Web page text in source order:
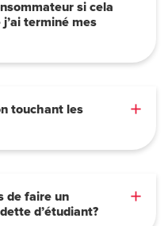
si cela
terminé mes
touchant les
de faire un
d’étudiant?